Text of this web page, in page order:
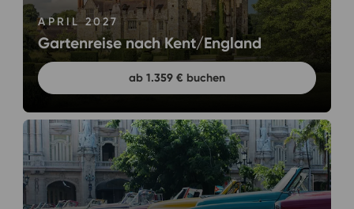
APRIL 2027
Gartenreise nach Kent/England
ab 1.359 € buchen